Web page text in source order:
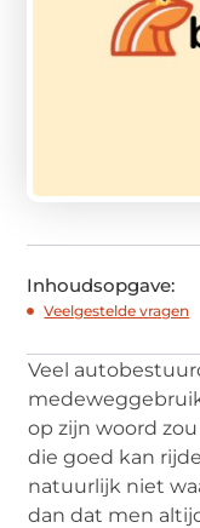
Inhoudsopgave:
Veelgestelde vragen
Veel
op zijn woord
die goed kan
natuurlijk niet
dan dat men